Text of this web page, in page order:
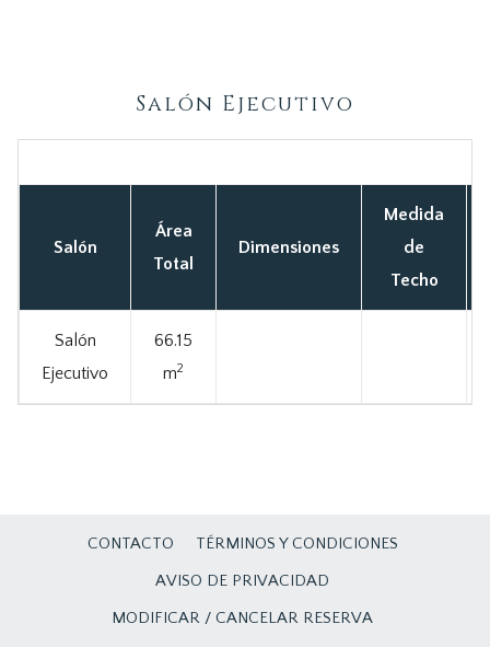
Salón Ejecutivo
Salón
Área
Total
Dimensiones
Medida
de
Techo
Salón
Ejecutivo
66.15
m2
CONTACTO
TÉRMINOS Y CONDICIONES
AVISO DE PRIVACIDAD
MODIFICAR / CANCELAR RESERVA